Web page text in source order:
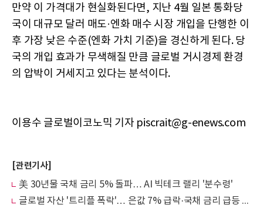
만약 이 가격대가 현실화된다면, 지난 4월 일본 통화당
국이 대규모 달러 매도·엔화 매수 시장 개입을 단행한 이
후 가장 낮은 수준(엔화 가치 기준)을 경신하게 된다. 당
국의 개입 효과가 무색해질 만큼 글로벌 거시경제 환경
의 압박이 거세지고 있다는 분석이다.
이용수 글로벌이코노믹 기자 piscrait@g-enews.com
[관련기사]
美 30년물 국채 금리 5% 돌파… AI 빅테크 랠리 '분수령'
글로벌 자산 '트리플 폭락'… 은값 7% 급락·국채 금리 급등 왜?